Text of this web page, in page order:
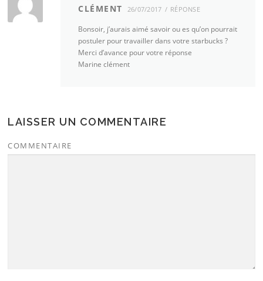
CLÉMENT 26/07/2017 RÉPONSE
Bonsoir, j’aurais aimé savoir ou es qu’on pourrait
postuler pour travailler dans votre starbucks ?
Merci d’avance pour votre réponse
Marine clément
LAISSER UN COMMENTAIRE
COMMENTAIRE